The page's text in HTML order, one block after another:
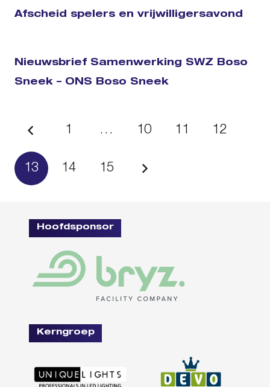
Afscheid spelers en vrijwilligersavond
Nieuwsbrief Samenwerking SWZ Boso
Sneek – ONS Boso Sneek
1 … 10 11 12
13 14 15
Hoofdsponsor
Kerngroep